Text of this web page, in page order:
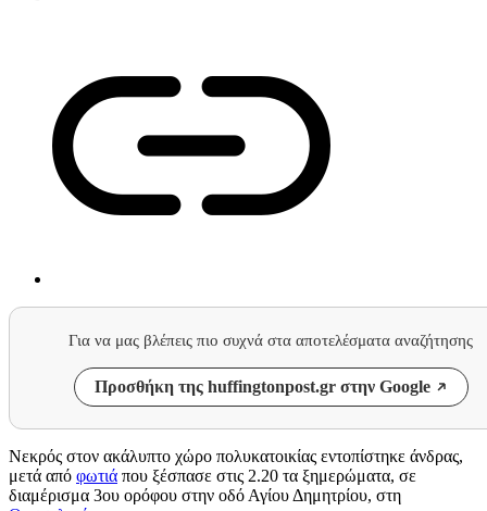
Για να μας βλέπεις πιο συχνά στα αποτελέσματα αναζήτησης
Προσθήκη της huffingtonpost.gr στην Google
Νεκρός στον ακάλυπτο χώρο πολυκατοικίας εντοπίστηκε άνδρας,
μετά από φωτιά που ξέσπασε στις 2.20 τα ξημερώματα, σε
διαμέρισμα 3ου ορόφου στην οδό Αγίου Δημητρίου, στη